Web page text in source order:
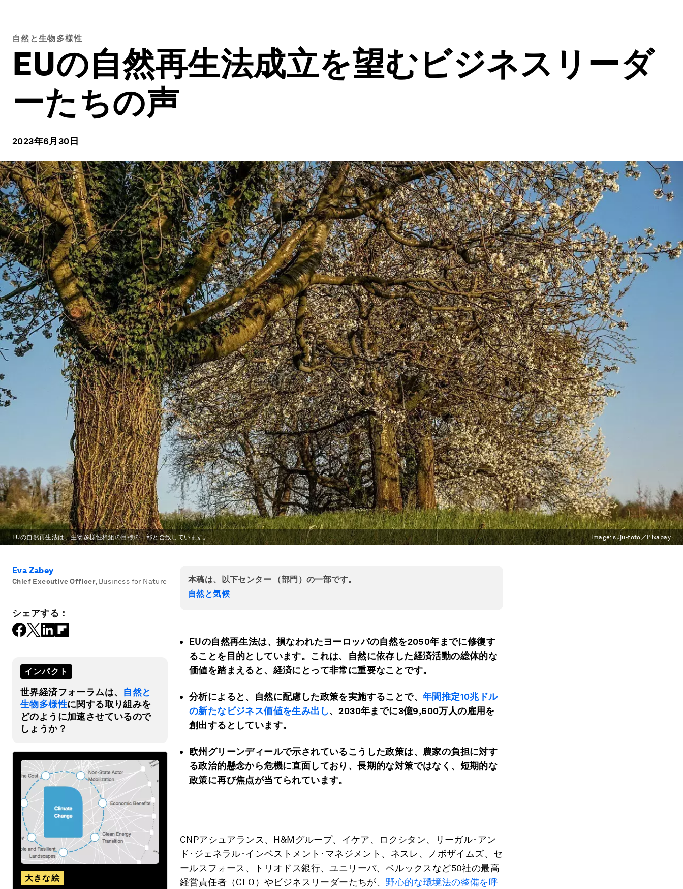
自然と生物多様性
EUの自然再生法成立を望むビジネスリーダ
ーたちの声
2023年6月30日
EUの自然再生法は、生物多様性枠組の目標の一部と合致しています。 Image:suju-foto／Pixabay
Eva Zabey
Chief Executive Officer, Business for Nature
シェアする：
インパクト
世界経済フォーラムは、 自然と
生物多様性に関する取り組みを
どのように加速させているので
しょうか？
大きな絵
本稿は、以下センター （部門）の一部です。
自然と気候
EUの自然再生法は、損なわれたヨーロッパの自然を2050年までに修復す
ることを目的としています。これは、自然に依存した経済活動の総体的な
価値を踏まえると、経済にとって非常に重要なことです。
分析によると、自然に配慮した政策を実施することで、 年間推定10兆ドル
の新たなビジネス価値を生み出し、2030年までに3億9,500万人の雇用を
創出するとしています。
欧州グリーンディールで示されているこうした政策は、農家の負担に対す
る政治的懸念から危機に直面しており、長期的な対策ではなく、短期的な
政策に再び焦点が当てられています。
CNPアシュアランス、H&Mグループ、イケア、ロクシタン、リーガル･アン
ド･ジェネラル･インベストメント･マネジメント、ネスレ、ノボザイムズ、セ
ールスフォース、トリオドス銀行、ユニリーバ、ベルックスなど50社の最高
経営責任者（CEO）やビジネスリーダーたちが、 野心的な環境法の整備を呼